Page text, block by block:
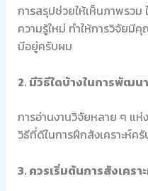
การสรุปช่วยให้เห็นภาพรวม
ความรู้ใหม่ ทำให้การวิจัยมี
มีอยู่ครับผม
2. มีวิธีใดบ้างในการพัฒน
การอ่านงานวิจัยหลาย ๆ แห่
วิธีที่ดีในการฝึกสังเคราะห์ค
3. ควรเริ่มต้นการสังเครา